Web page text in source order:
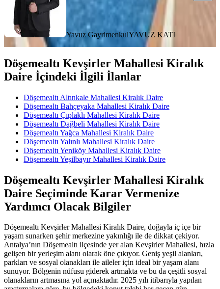
Yavuz GayrimenkulYAVUZ KATI
Döşemealtı Kevşirler Mahallesi Kiralık
Daire İçindeki İlgili İlanlar
Döşemealtı Altınkale Mahallesi Kiralık Daire
Döşemealtı Bahçeyaka Mahallesi Kiralık Daire
Döşemealtı Çıplaklı Mahallesi Kiralık Daire
Döşemealtı Dağbeli Mahallesi Kiralık Daire
Döşemealtı Yağca Mahallesi Kiralık Daire
Döşemealtı Yalınlı Mahallesi Kiralık Daire
Döşemealtı Yeniköy Mahallesi Kiralık Daire
Döşemealtı Yeşilbayır Mahallesi Kiralık Daire
Döşemealtı Kevşirler Mahallesi Kiralık
Daire Seçiminde Karar Vermenize
Yardımcı Olacak Bilgiler
Döşemealtı Kevşirler Mahallesi Kiralık Daire, doğayla iç içe bir
yaşam sunarken şehir merkezine yakınlığı ile de dikkat çekiyor.
Antalya’nın Döşemealtı ilçesinde yer alan Kevşirler Mahallesi, hızla
gelişen bir yerleşim alanı olarak öne çıkıyor. Geniş yeşil alanları,
parkları ve sosyal olanakları ile aileler için ideal bir yaşam alanı
sunuyor. Bölgenin nüfusu giderek artmakta ve bu da çeşitli sosyal
olanakların artmasına yol açmaktadır. 2025 yılı itibarıyla yapılan